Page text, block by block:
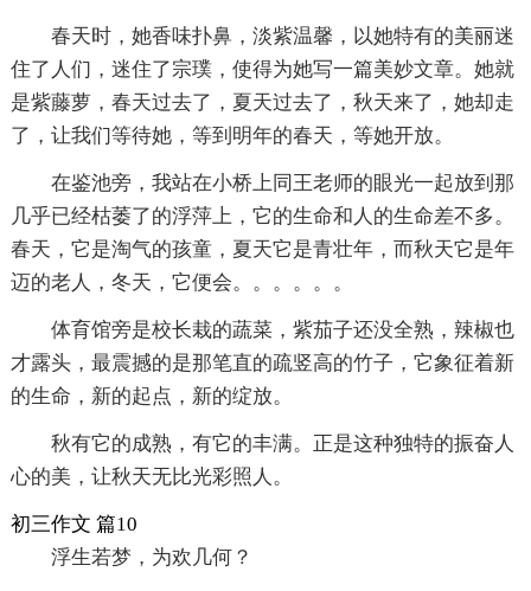
春天时，她香味扑鼻，淡紫温馨，以她特有的美丽迷
住了人们，迷住了宗璞，使得为她写一篇美妙文章。她就
是紫藤萝，春天过去了，夏天过去了，秋天来了，她却走
了，让我们等待她，等到明年的春天，等她开放。
在鉴池旁，我站在小桥上同王老师的眼光一起放到那
几乎已经枯萎了的浮萍上，它的生命和人的生命差不多。
春天，它是淘气的孩童，夏天它是青壮年，而秋天它是年
迈的老人，冬天，它便会。。。。。。
体育馆旁是校长栽的蔬菜，紫茄子还没全熟，辣椒也
才露头，最震撼的是那笔直的疏竖高的竹子，它象征着新
的生命，新的起点，新的绽放。
秋有它的成熟，有它的丰满。正是这种独特的振奋人
心的美，让秋天无比光彩照人。
初三作文 篇10
浮生若梦，为欢几何？